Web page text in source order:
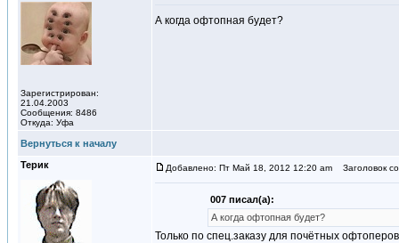
Зарегистрирован:
21.04.2003
Сообщения: 8486
Откуда: Уфа
А когда офтопная будет?
Вернуться к началу
Терик
Добавлено: Пт Май 18, 2012 12:20 am Заголовок
007 писал(а):
А когда офтопная будет?
Только по спец.заказу для почётных